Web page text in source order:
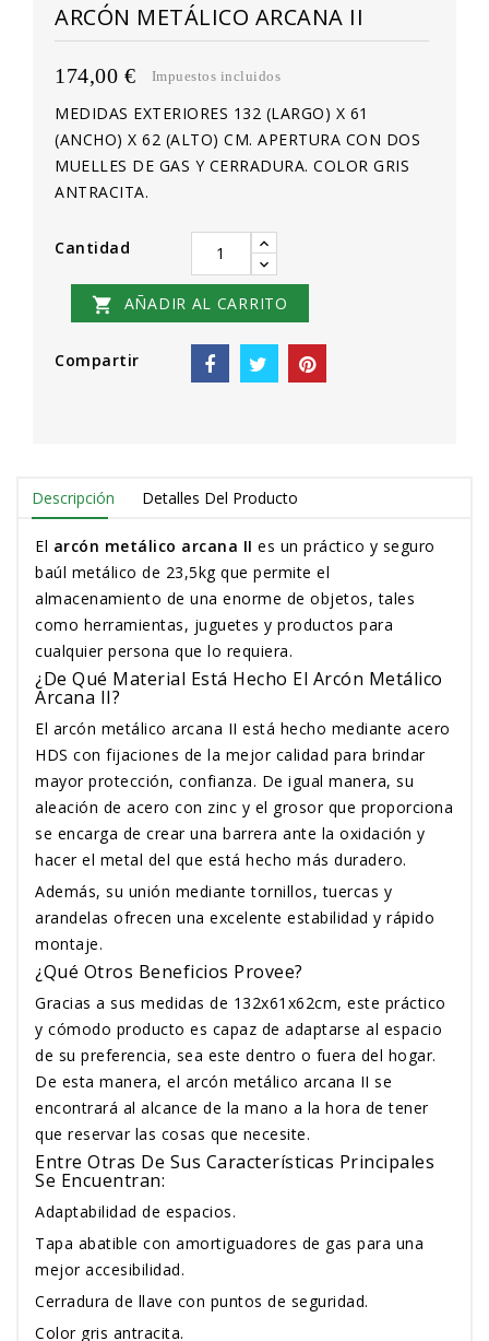
ARCÓN METÁLICO ARCANA II
174,00 € Impuestos incluidos
MEDIDAS EXTERIORES 132 (LARGO) X 61
(ANCHO) X 62 (ALTO) CM. APERTURA CON DOS
MUELLES DE GAS Y CERRADURA. COLOR GRIS
ANTRACITA.
Cantidad
 AÑADIR AL CARRITO
Compartir
Descripción Detalles Del Producto
El arcón metálico arcana II es un práctico y seguro
baúl metálico de 23,5kg que permite el
almacenamiento de una enorme de objetos, tales
como herramientas, juguetes y productos para
cualquier persona que lo requiera.
¿De Qué Material Está Hecho El Arcón Metálico
Arcana II?
El arcón metálico arcana II está hecho mediante acero
HDS con fijaciones de la mejor calidad para brindar
mayor protección, confianza. De igual manera, su
aleación de acero con zinc y el grosor que proporciona
se encarga de crear una barrera ante la oxidación y
hacer el metal del que está hecho más duradero.
Además, su unión mediante tornillos, tuercas y
arandelas ofrecen una excelente estabilidad y rápido
montaje.
¿Qué Otros Beneficios Provee?
Gracias a sus medidas de 132x61x62cm, este práctico
y cómodo producto es capaz de adaptarse al espacio
de su preferencia, sea este dentro o fuera del hogar.
De esta manera, el arcón metálico arcana II se
encontrará al alcance de la mano a la hora de tener
que reservar las cosas que necesite.
Entre Otras De Sus Características Principales
Se Encuentran:
Adaptabilidad de espacios.
Tapa abatible con amortiguadores de gas para una
mejor accesibilidad.
Cerradura de llave con puntos de seguridad.
Color gris antracita.